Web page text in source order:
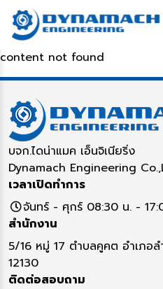
content not found
บจก.ไดน่าแมค เอ็นจิเนียริ่ง
Dynamach Engineering
เวลาเปิดทำการ
จันทร์ - ศุกร์ 08:30 น. -
สำนักงาน
5/16 หมู่ 17 ตำบลคูคต อำเภอ
12130
ติดต่อสอบถาม